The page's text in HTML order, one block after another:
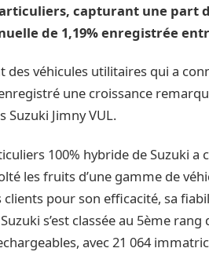
capturant une part
de 1,19% enregistrée
des véhicules utilitaires qui a
une croissance
Jimny VUL.
100% hybride de Suzuki
les fruits d’une gamme de
pour son efficacité, sa
s’est classée au 5ème
avec 21 064